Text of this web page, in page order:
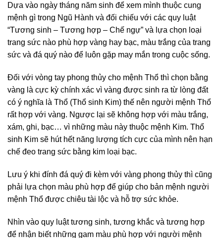
Dựa vào ngày tháng năm sinh để xem mình thuộc cung
mệnh gì trong Ngũ Hành và đối chiếu với các quy luật
“Tương sinh – Tương hợp – Chế ngự” và lựa chọn loại
trang sức nào phù hợp vàng hay bạc, màu trắng của trang
sức và đá quý nào để luôn gặp may mắn trong cuộc sống.
Đối với vòng tay phong thủy cho mệnh Thổ thì chọn bằng
vàng là cực kỳ chính xác vì vàng được sinh ra từ lòng đất
có ý nghĩa là Thổ (Thổ sinh Kim) thế nên người mệnh Thổ
rất hợp với vàng. Ngược lại sẽ không hợp với màu trắng,
xám, ghi, bạc… vì những màu này thuộc mệnh Kim. Thổ
sinh Kim sẽ hút hết năng lượng tích cực của mình nên hạn
chế đeo trang sức bằng kim loại bạc.
Lưu ý khi đính đá quý đi kèm với vàng phong thủy thì cũng
phải lựa chọn màu phù hợp để giúp cho bản mệnh người
mệnh Thổ được chiêu tài lộc và hỗ trợ sức khỏe.
Nhìn vào quy luật tương sinh, tương khắc và tương hợp
để nhận biết những gam màu phù hợp với người mệnh